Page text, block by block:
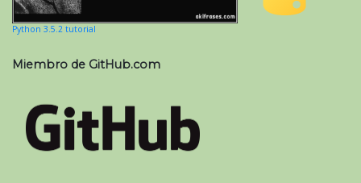
Python 3.5.2 tutorial
Miembro de GitHub.com